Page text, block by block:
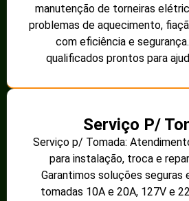
manutenção de torneiras
problemas de aquecimento,
com eficiência e
qualificados prontos para
Serviço P/
Serviço p/ Tomada:
para instalação, troca e
Garantimos soluções seguras
tomadas 10A e 20A, 127V e